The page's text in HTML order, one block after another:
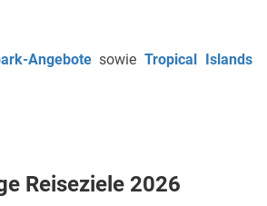
AngebotesowieTropical Islands
Reiseziele 2026